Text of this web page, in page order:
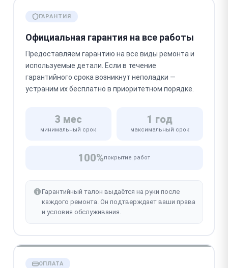
ГАРАНТИЯ
Официальная гарантия на все работы
Предоставляем гарантию на все виды ремонта и
используемые детали. Если в течение
гарантийного срока возникнут неполадки —
устраним их бесплатно в приоритетном порядке.
3 мес
минимальный срок
1 год
максимальный срок
100%покрытие работ
Гарантийный талон выдаётся на руки после
каждого ремонта. Он подтверждает ваши права
и условия обслуживания.
ОПЛАТА